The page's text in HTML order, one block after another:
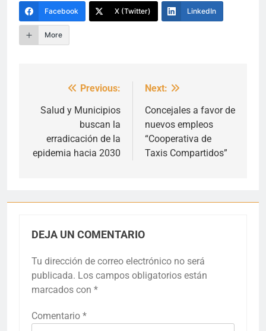
Facebook X (Twitter) LinkedIn
More
Navegación
de
entradas
Previous:
Salud y Municipios
buscan la
erradicación de la
epidemia hacia 2030
Next:
Concejales a favor de
nuevos empleos
“Cooperativa de
Taxis Compartidos”
DEJA UN COMENTARIO
Tu dirección de correo electrónico no será
publicada. Los campos obligatorios están
marcados con *
Comentario *